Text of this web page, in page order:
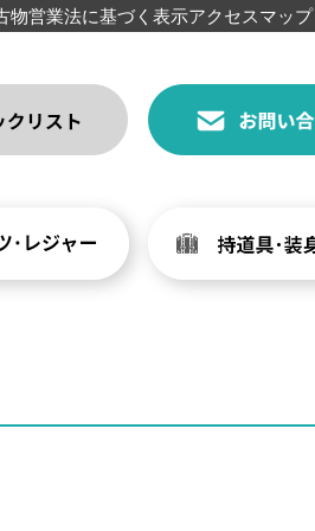
物営業法に基づく表示アクセスマップ